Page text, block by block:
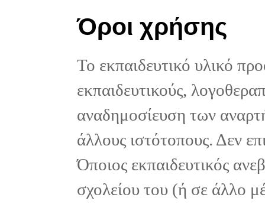
Όροι χρήσης
Το εκπαιδευτικό υλικό
εκπαιδευτικούς,
αναδημοσίευση των
άλλους ιστότοπους. Δεν
Όποιος εκπαιδευτικός
σχολείου του (ή σε άλλο